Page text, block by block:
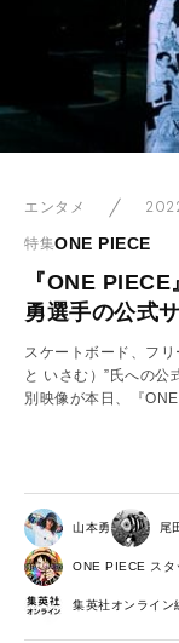
エンタメ
特集ONE PIECE
『ONE
勇選手の公式
スケートボード、フ
と いさむ）”氏への
別映像が本日、『
山本勇 尾
ONE PIECE スタ
集英社オンライン